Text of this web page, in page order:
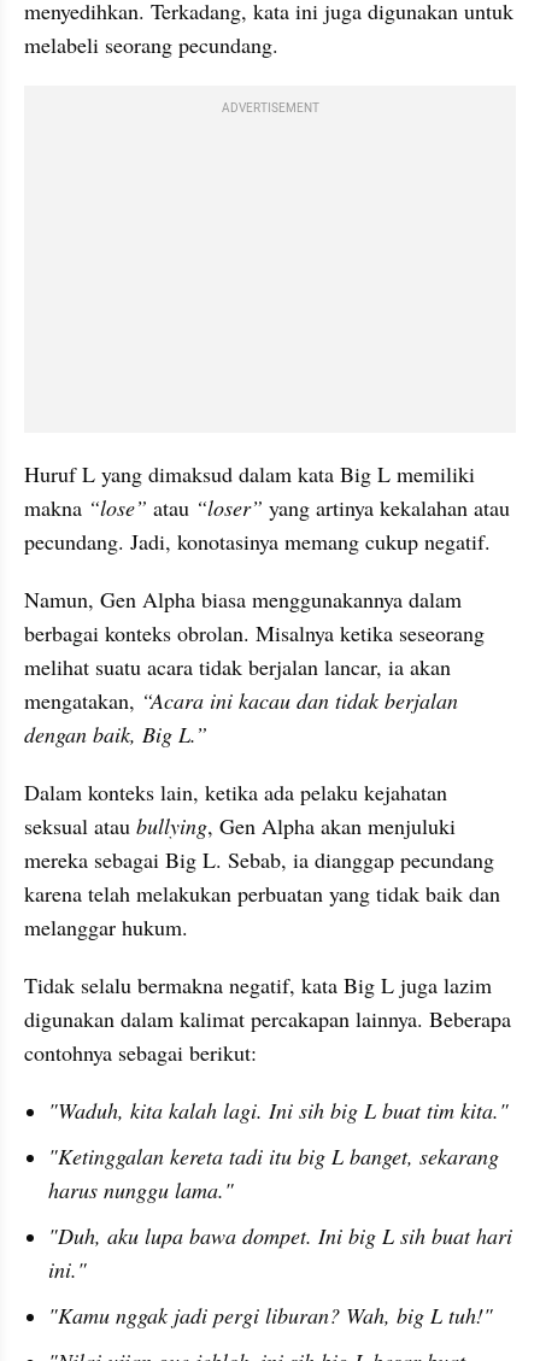
menyedihkan. Terkadang, kata ini juga digunakan untuk
melabeli seorang pecundang.
ADVERTISEMENT
Huruf L yang dimaksud dalam kata Big L memiliki
makna “lose” atau “loser” yang artinya kekalahan atau
pecundang. Jadi, konotasinya memang cukup negatif.
Namun, Gen Alpha biasa menggunakannya dalam
berbagai konteks obrolan. Misalnya ketika seseorang
melihat suatu acara tidak berjalan lancar, ia akan
mengatakan, “Acara ini kacau dan tidak berjalan
dengan baik, Big L.”
Dalam konteks lain, ketika ada pelaku kejahatan
seksual atau bullying, Gen Alpha akan menjuluki
mereka sebagai Big L. Sebab, ia dianggap pecundang
karena telah melakukan perbuatan yang tidak baik dan
melanggar hukum.
Tidak selalu bermakna negatif, kata Big L juga lazim
digunakan dalam kalimat percakapan lainnya. Beberapa
contohnya sebagai berikut:
"Waduh, kita kalah lagi. Ini sih big L buat tim kita."
"Ketinggalan kereta tadi itu big L banget, sekarang
harus nunggu lama."
"Duh, aku lupa bawa dompet. Ini big L sih buat hari
ini."
"Kamu nggak jadi pergi liburan? Wah, big L tuh!"